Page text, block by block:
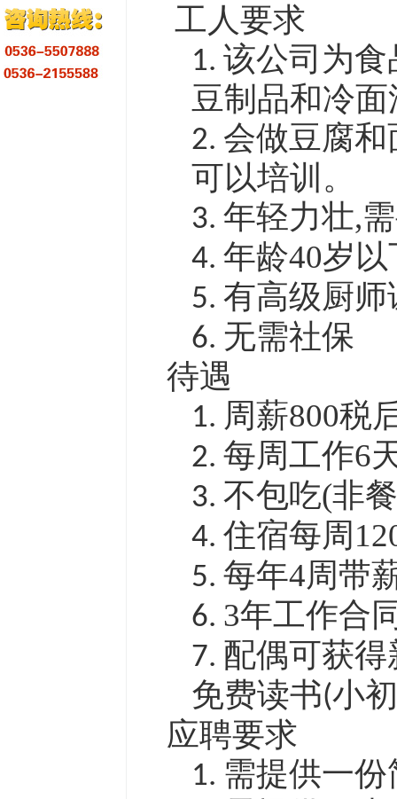
工人要求
1. 该公司为食
豆制品和冷
2. 会做豆腐和
可以培训。
3. 年轻力壮,
4. 年龄40岁以
5. 有高级厨
6. 无需社保
待遇
1. 周薪800税
2. 每周工作6
3. 不包吃(非
4. 住宿每周
5. 每年4周带
6. 3年工作合
7. 配偶可获
免费读书(小
应聘要求
1. 需提供一份